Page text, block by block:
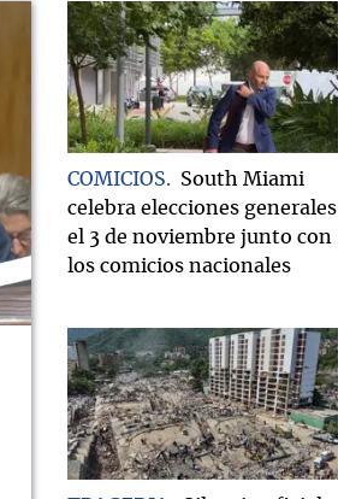
COMICIOS
South Miami
celebra elecciones generales
el 3 de noviembre junto con
los comicios nacionales